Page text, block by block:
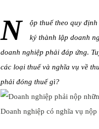
N
ộp thuế theo quy
ký thành lập doanh
doanh nghiệp phải đáp ứng.
các loại thuế và nghĩa vụ về
phải đóng thuế gì?
Doanh nghiệp có nghĩa vụ nộp